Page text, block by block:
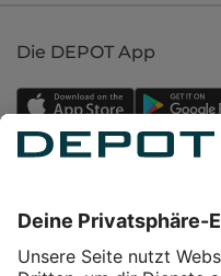
Die DEPOT App
Service